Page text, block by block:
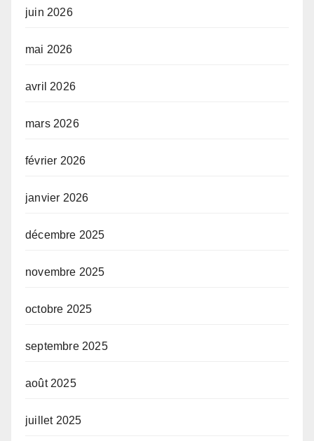
juin 2026
mai 2026
avril 2026
mars 2026
février 2026
janvier 2026
décembre 2025
novembre 2025
octobre 2025
septembre 2025
août 2025
juillet 2025